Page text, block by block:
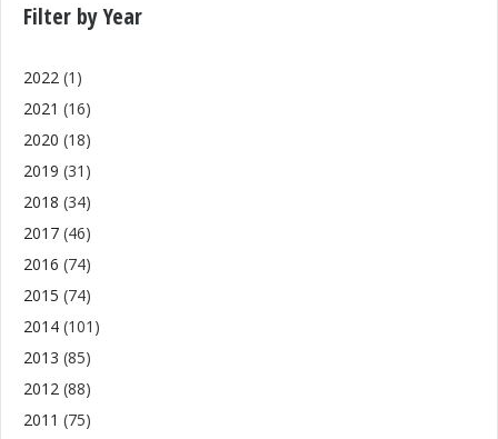
Filter by Year
2022 (1)
2021 (16)
2020 (18)
2019 (31)
2018 (34)
2017 (46)
2016 (74)
2015 (74)
2014 (101)
2013 (85)
2012 (88)
2011 (75)